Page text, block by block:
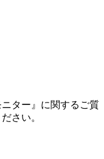
ター』に関するご質
さい。